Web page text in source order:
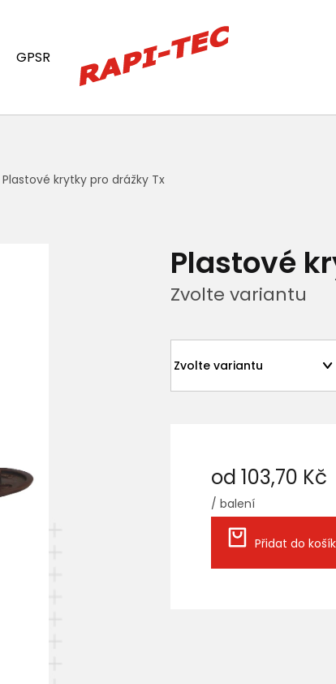
GPSR
Plastové krytky pro drážky Tx
Plastové
Zvolte variantu
od 103,70 Kč
/ balení
Měrná
cena:
Přidat do